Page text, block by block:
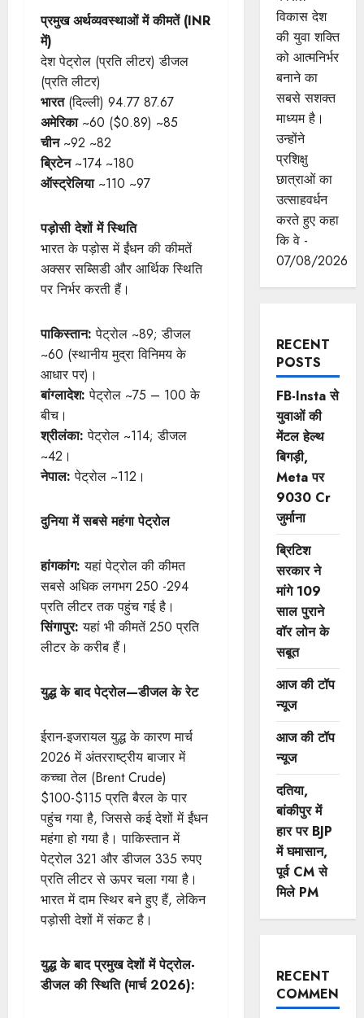
प्रमुख अर्थव्यवस्थाओं में कीमतें (INR
में)
देश पेट्रोल (प्रति लीटर) डीजल
(प्रति लीटर)
भारत (दिल्ली) 94.77 87.67
अमेरिका~60 ($0.89) ~85
चीन~92 ~82
ब्रिटेन ~174 ~180
ऑस्ट्रेलिया ~110 ~97
पड़ोसी देशों में स्थिति
भारत के पड़ोस में ईंधन की कीमतें
अक्सर सब्सिडी और आर्थिक स्थिति
पर निर्भर करती हैं।
पाकिस्तान: पेट्रोल ~89; डीजल
~60 (स्थानीय मुद्रा विनिमय के
आधार पर)।
बांग्लादेश: पेट्रोल ~75 – 100 के
बीच।
श्रीलंका:पेट्रोल ~114; डीजल
~42।
नेपाल: पेट्रोल ~112।
दुनिया में सबसे महंगा पेट्रोल
हांगकांग:यहां पेट्रोल की कीमत
सबसे अधिक लगभग 250 -294
प्रति लीटर तक पहुंच गई है।
सिंगापुर:यहां भी कीमतें 250 प्रति
लीटर के करीब हैं।
युद्ध के बाद पेट्रोल—डीजल के रेट
ईरान-इजरायल युद्ध के कारण मार्च
2026 में अंतरराष्ट्रीय बाजार में
कच्चा तेल (Brent Crude)
$100-$115 प्रति बैरल के पार
पहुंच गया है, जिससे कई देशों में ईंधन
महंगा हो गया है। पाकिस्तान में
पेट्रोल 321 और डीजल 335 रुपए
प्रति लीटर से ऊपर चला गया है।
भारत में दाम स्थिर बने हुए हैं, लेकिन
पड़ोसी देशों में संकट है।
युद्ध के बाद प्रमुख देशों में पेट्रोल-
डीजल की स्थिति (मार्च 2026):
विकास देश
की युवा शक्ति
को आत्मनिर्भर
बनाने का
सबसे सशक्त
माध्यम है।
उन्होंने
प्रशिक्षु
छात्राओं का
उत्साहवर्धन
करते हुए कहा
कि वे -
07/08/2026
RECENT
POSTS
FB-Insta से
युवाओं की
मेंटल हेल्थ
बिगड़ी,
Meta पर
9030 Cr
जुर्माना
ब्रिटिश
सरकार ने
मांगे 109
साल पुराने
वॉर लोन के
सबूत
आज की टॉप
न्यूज
आज की टॉप
न्यूज
दतिया,
बांकीपुर में
हार पर BJP
में घमासान,
पूर्व CM से
मिले PM
RECENT
COMMENTS